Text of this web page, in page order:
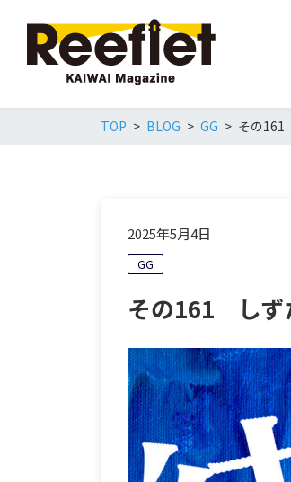
TOP BLOG GG その
2025年5月4日
GG
その161 しず